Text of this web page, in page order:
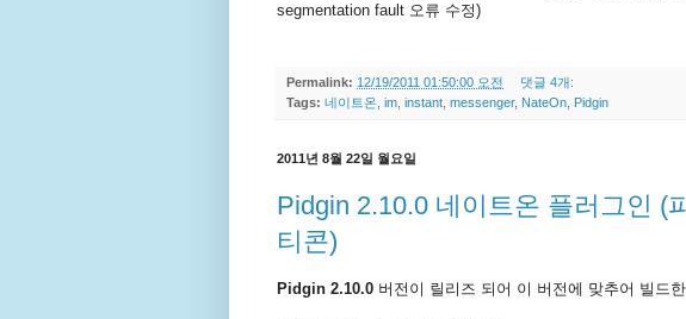
segmentation fault 오류 수정)
Permalink: 12/19/2011 01:50:00 오전
댓글 4개:
Tags: 네이트온 im instant messenger, NateOn Pidgin
2011년 8월 22일 월요일
Pidgin 2.10.0 네이트온 플러그인 (
티콘)
Pidgin 2.10.0 버전이 릴리즈 되어 이 버전에 맞추어 빌드